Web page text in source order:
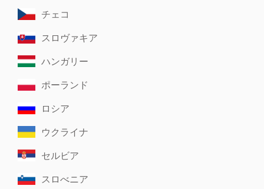
チェコ
スロヴァキア
ハンガリー
ポーランド
ロシア
ウクライナ
セルビア
スロべニア